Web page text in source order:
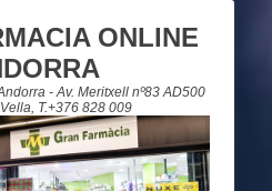
ONLINE
- Av. Meritxell nº83 AD500
T.+376 828 009